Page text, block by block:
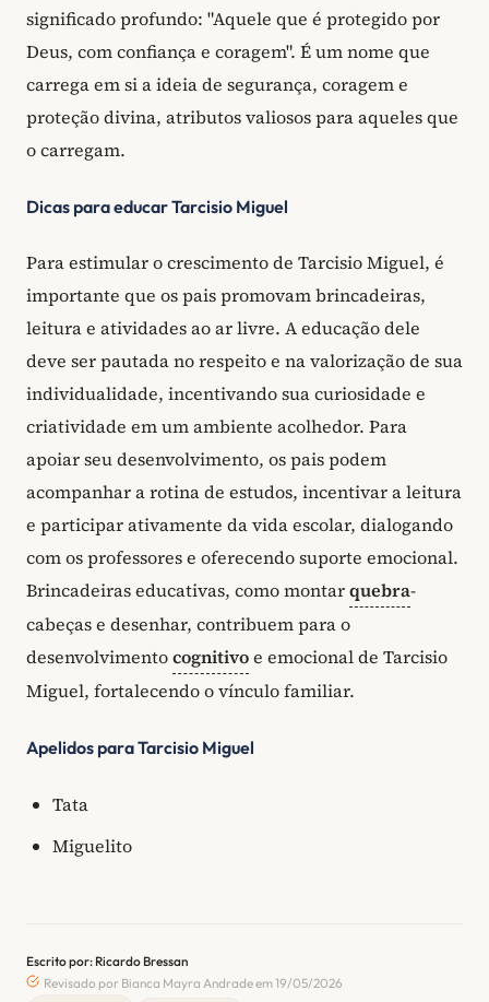
significado profundo: "Aquele que é protegido por
Deus, com confiança e coragem". É um nome que
carrega em si a ideia de segurança, coragem e
proteção divina, atributos valiosos para aqueles que
o carregam.
Dicas para educar Tarcisio Miguel
Para estimular o crescimento de Tarcisio Miguel, é
importante que os pais promovam brincadeiras,
leitura e atividades ao ar livre. A educação dele
deve ser pautada no respeito e na valorização de sua
individualidade, incentivando sua curiosidade e
criatividade em um ambiente acolhedor. Para
apoiar seu desenvolvimento, os pais podem
acompanhar a rotina de estudos, incentivar a leitura
e participar ativamente da vida escolar, dialogando
com os professores e oferecendo suporte emocional.
Brincadeiras educativas, como montarquebra-
cabeças e desenhar, contribuem para o
desenvolvimentocognitivoe emocional de Tarcisio
Miguel, fortalecendo o vínculo familiar.
Apelidos para Tarcisio Miguel
Tata
Miguelito
Escrito por: Ricardo Bressan
Revisado por Bianca Mayra Andrade em 19/05/2026